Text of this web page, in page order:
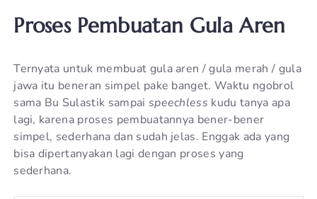
Proses Pembuatan Gula Aren
Ternyata untuk membuat gula aren / gula merah / gula
jawa itu beneran simpel pake banget. Waktu ngobrol
sama Bu Sulastik sampai speechless kudu tanya apa
lagi, karena proses pembuatannya bener-bener
simpel, sederhana dan sudah jelas. Enggak ada yang
bisa dipertanyakan lagi dengan proses yang
sederhana.